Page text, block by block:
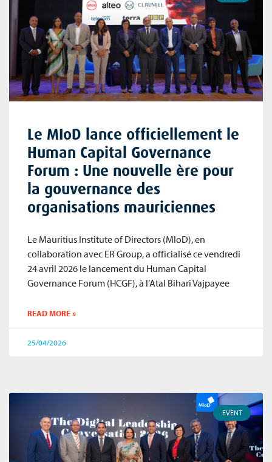
Le MIoD lance officiellement le
Human Capital Governance
Forum : Une nouvelle ère pour
la gouvernance des
organisations mauriciennes
Le Mauritius Institute of Directors (MIoD), en
collaboration avec ER Group, a officialisé ce vendredi
24 avril 2026 le lancement du Human Capital
Governance Forum (HCGF), à l’Atal Bihari Vajpayee
READ MORE »
25/04/2026
EVENT